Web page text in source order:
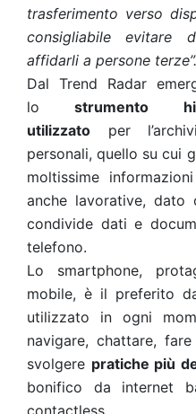
trasferimento verso
consigliabile evitare
affidarli a persone terze”.
Dal Trend Radar
lo
strumento
utilizzato
per
personali, quello su cui
moltissime
anche lavorative,
condivide dati e
telefono.
Lo smartphone,
mobile, è il preferito
utilizzato in ogni
navigare, chattare,
svolgere pratiche più
bonifico da internet
contactless.